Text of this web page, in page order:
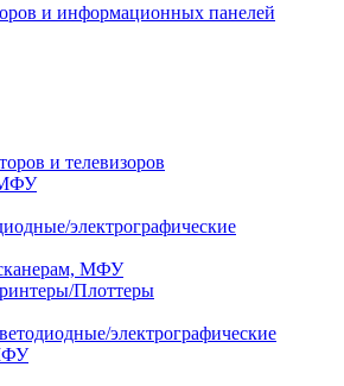
и информационных панелей
и телевизоров
МФУ
электрографические
МФУ
Плоттеры
электрографические